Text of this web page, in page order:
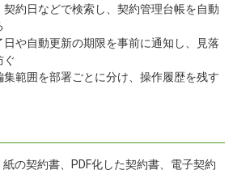
契約日などで検索し、契約管理台帳を自動
日や自動更新の期限を事前に通知し、見落
ぐ
集範囲を部署ごとに分け、操作履歴を残す
の契約書、PDF化した契約書、電子契約